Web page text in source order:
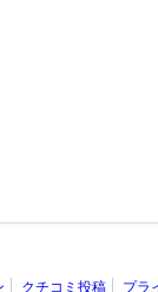
クチコミ投稿 プラ